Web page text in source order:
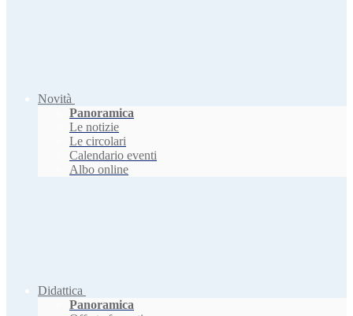
Novità
Panoramica
Le notizie
Le circolari
Calendario eventi
Albo online
Didattica
Panoramica